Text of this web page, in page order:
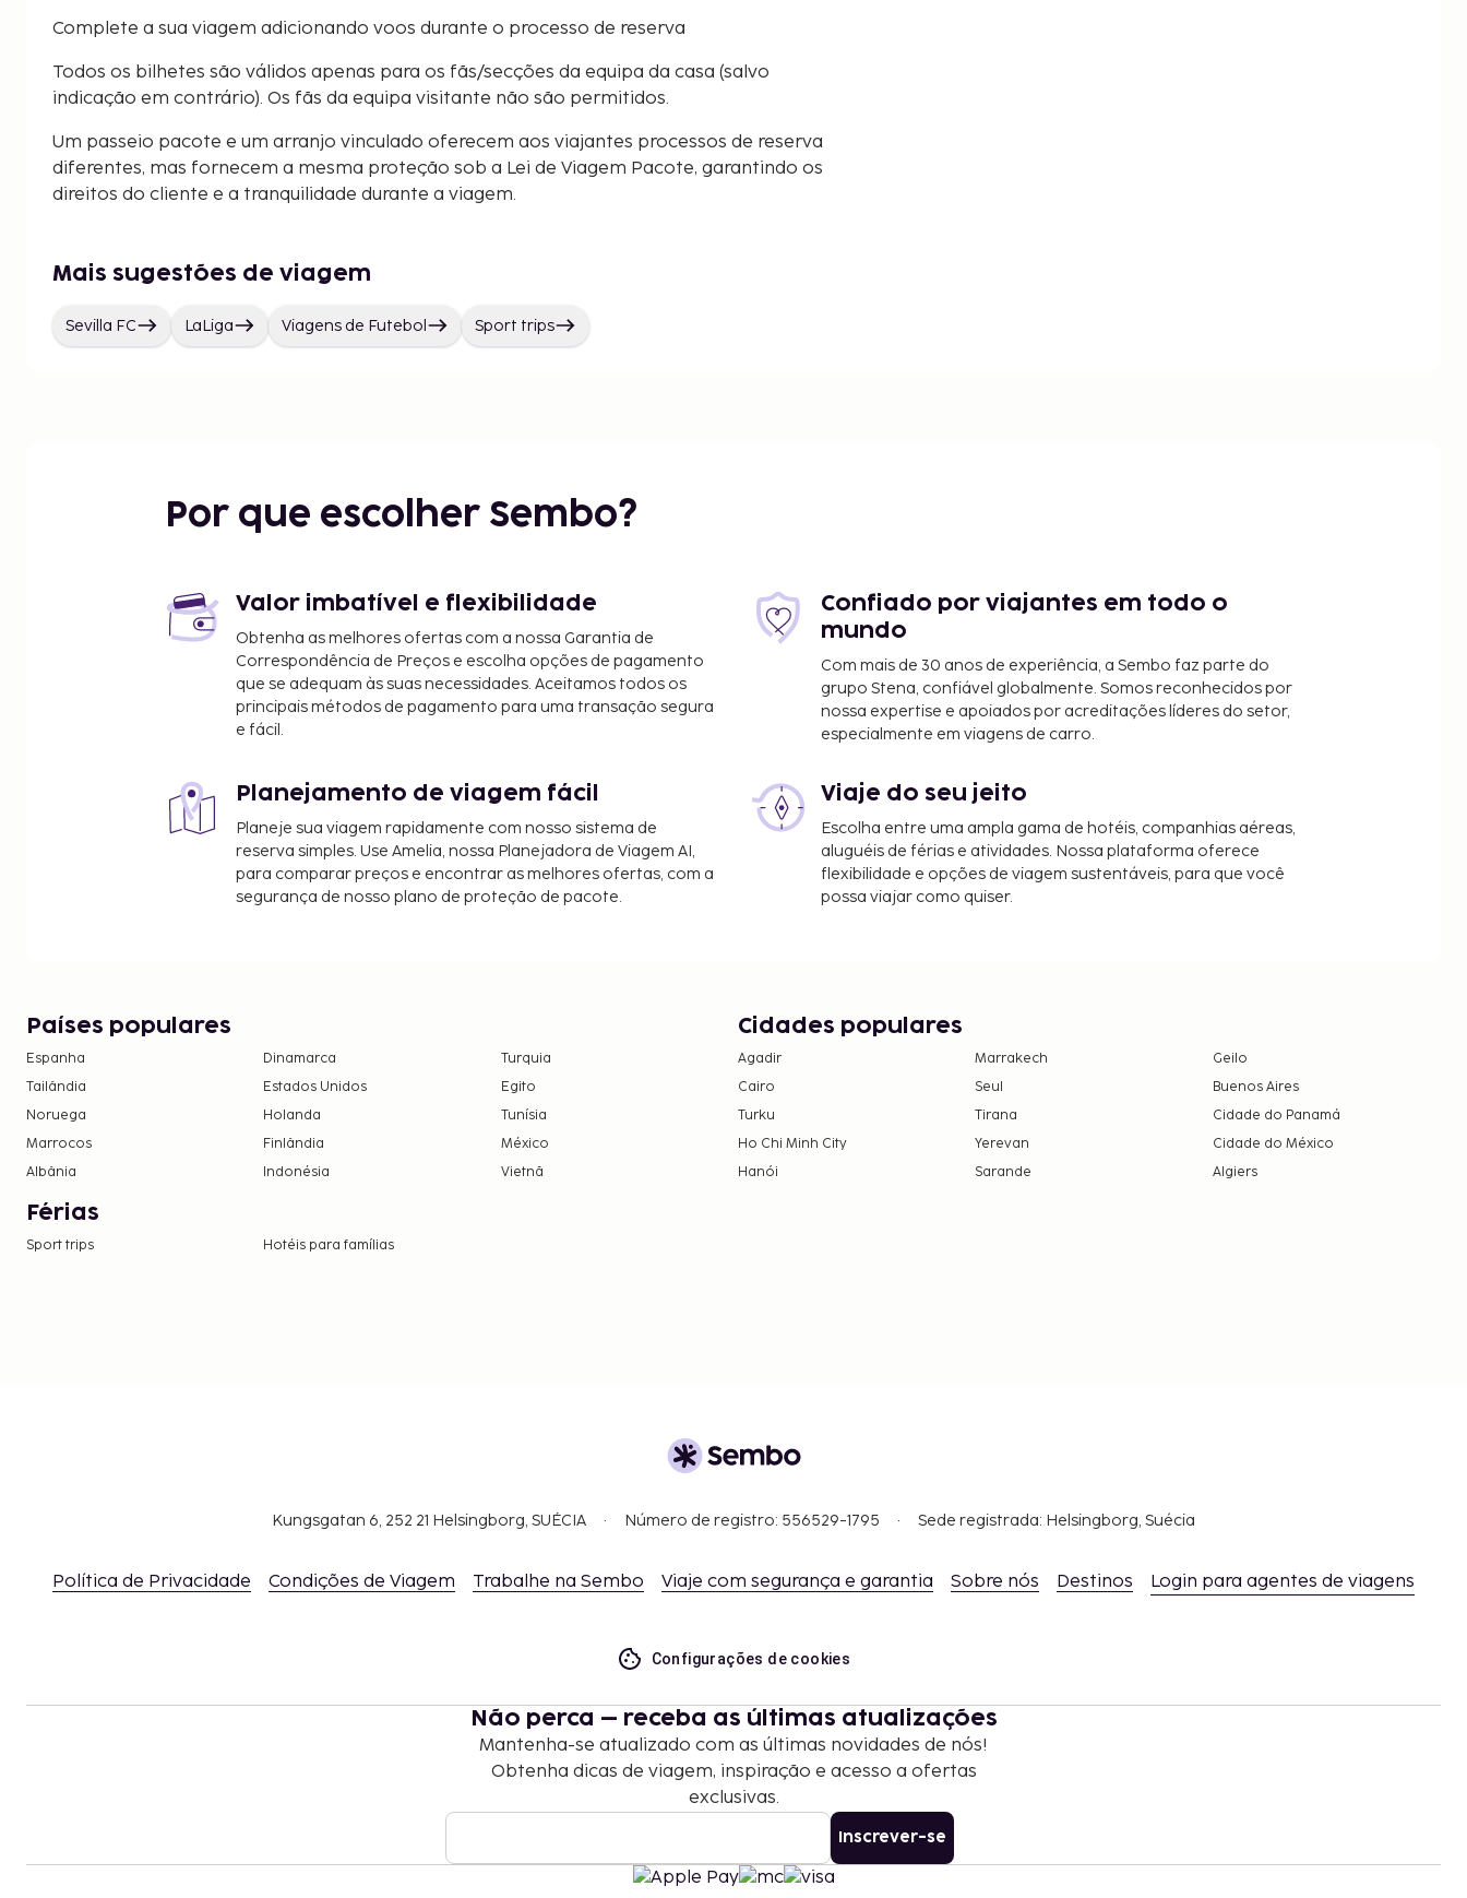
Complete a sua viagem adicionando voos durante o processo de reserva
Todos os bilhetes são válidos apenas para os fãs/secções da equipa da casa (salvo
indicação em contrário). Os fãs da equipa visitante não são permitidos.
Um passeio pacote e um arranjo vinculado oferecem aos viajantes processos de reserva
diferentes, mas fornecem a mesma proteção sob a Lei de Viagem Pacote, garantindo os
direitos do cliente e a tranquilidade durante a viagem.
Mais sugestões de viagem
Sevilla FC LaLiga Viagens de Futebol Sport trips
Por que escolher Sembo?
Valor imbatível e flexibilidade
Obtenha as melhores ofertas com a nossa Garantia de
Correspondência de Preços e escolha opções de pagamento
que se adequam às suas necessidades. Aceitamos todos os
principais métodos de pagamento para uma transação segura
e fácil.
Confiado por viajantes em todo o
mundo
Com mais de 30 anos de experiência, a Sembo faz parte do
grupo Stena, confiável globalmente. Somos reconhecidos por
nossa expertise e apoiados por acreditações líderes do setor,
especialmente em viagens de carro.
Planejamento de viagem fácil
Planeje sua viagem rapidamente com nosso sistema de
reserva simples. Use Amelia, nossa Planejadora de Viagem AI,
para comparar preços e encontrar as melhores ofertas, com a
segurança de nosso plano de proteção de pacote.
Viaje do seu jeito
Escolha entre uma ampla gama de hotéis, companhias aéreas,
aluguéis de férias e atividades. Nossa plataforma oferece
flexibilidade e opções de viagem sustentáveis, para que você
possa viajar como quiser.
Países populares
Espanha Dinamarca
Turquia
Tailândia
Estados Unidos
Egito
Noruega
Holanda
Tunísia
Marrocos
Finlândia
México
Albânia
Indonésia Vietnã
Cidades populares
Agadir Marrakech
Geilo
Cairo
Seul
Buenos Aires
Turku
Tirana
Cidade do Panamá
Ho Chi Minh City
Yerevan
Cidade do México
Hanói
Sarande Algiers
Férias
Sport trips Hotéis para famílias
Kungsgatan 6, 252 21 Helsingborg, SUÉCIA Número de registro: 556529-1795 Sede registrada: Helsingborg, Suécia
Política de Privacidade Condições de Viagem Trabalhe na Sembo Viaje com segurança e garantia Sobre nós Destinos Login para agentes de viagens
Configurações de cookies
Não perca – receba as últimas atualizações
Mantenha-se atualizado com as últimas novidades de nós!
Obtenha dicas de viagem, inspiração e acesso a ofertas
exclusivas.
Inscrever-se